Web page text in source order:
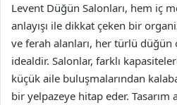
Levent Düğün Salonları, hem iç
anlayışı ile dikkat çeken bir
ve ferah alanları, her türlü düğün
idealdir. Salonlar, farklı
küçük aile buluşmalarından
bir yelpazeye hitap eder. Tasarım